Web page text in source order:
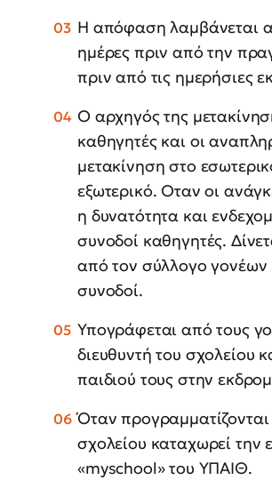
Η απόφαση λαμβάνεται
ημέρες πριν από την
πριν από τις ημερήσιες
Ο αρχηγός της
καθηγητές και οι
μετακίνηση στο
εξωτερικό. Οταν οι
η δυνατότητα και
συνοδοί καθηγητές.
από τον σύλλογο γονέων
συνοδοί.
Υπογράφεται από τους
διευθυντή του σχολείου
παιδιού τους στην
Όταν προγραμματίζονται
σχολείου καταχωρεί
«myschool» του ΥΠΑΙΘ.